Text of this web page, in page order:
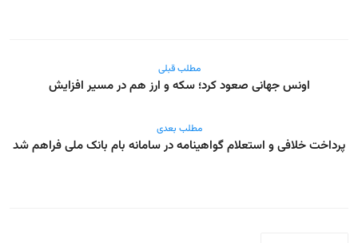
مطلب قبلی
اونس جهانی صعود کرد؛ سکه و ارز هم در مسیر افزایش
مطلب بعدی
پرداخت خلافی و استعلام گواهینامه در سامانه بام بانک ملی فراهم شد